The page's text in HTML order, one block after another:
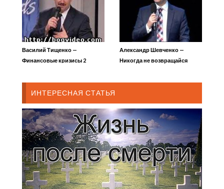
Василий Тищенко —
Финансовые кризисы 2
Александр Шевченко —
Никогда не возвращайся
ИНТЕРЕСНАЯ СТАТЬЯ